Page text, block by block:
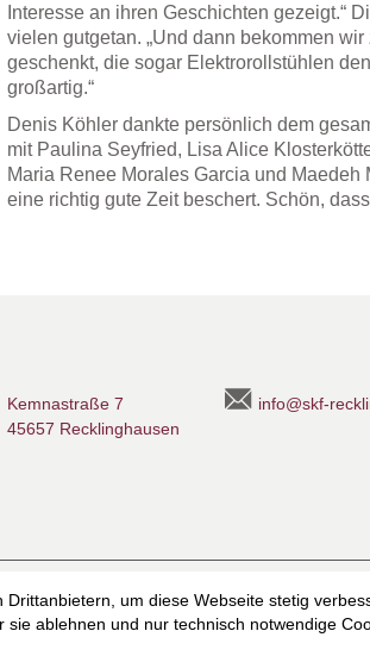
um diese Webseite stetig
ablehnen und nur technisch notwendige
Interesse an ihren Geschichten gezeigt.“
vielen gutgetan. „Und dann bekommen
geschenkt, die sogar Elektrorollstühlen
großartig.“
Denis Köhler dankte persönlich dem
mit Paulina Seyfried, Lisa Alice
Maria Renee Morales Garcia und Maedeh
eine richtig gute Zeit beschert. Schön,
Kemnastraße 7
45657 Recklinghausen
info@skf-
Datenschutzerklärung für die